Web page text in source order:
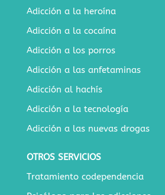
Adicción a la heroína
Adicción a la cocaína
Adicción a los porros
Adicción a las anfetaminas
Adicción al hachís
Adicción a la tecnología
Adicción a las nuevas drogas
OTROS SERVICIOS
Tratamiento codependencia